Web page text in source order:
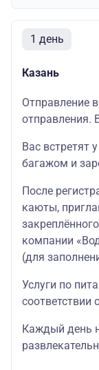
1 день
Казань
Отправление
отправления.
Вас встретят
багажом и
После
каюты,
компании
(для
Услуги по
Каждый день